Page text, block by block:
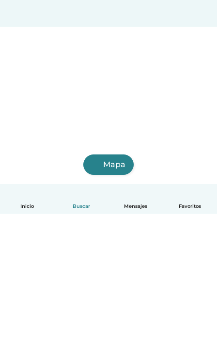
Inicio Buscar Mensajes Favoritos
Mapa